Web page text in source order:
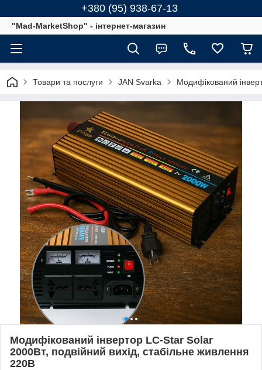
+380 (95) 938-67-13
"Mad-MarketShop" - інтернет-магазин
Товари та послуги JAN Svarka Модифікований
Модифікований інвертор LC-Star Solar
2000Вт, подвійний вихід, стабільне живлення
220В